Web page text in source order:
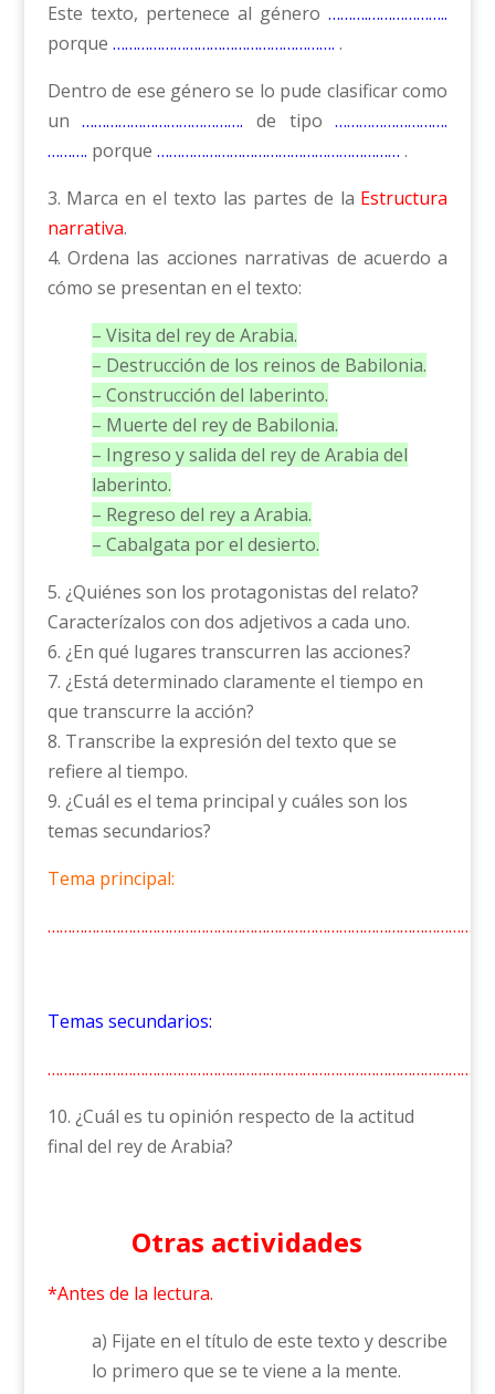
Este texto, pertenece al género……….………………..
porque ………………………………………………. .
Dentro de ese género se lo pude clasificar como
un…………………………………. de tipo……………………….
………. porque …………………………………………………… .
3. Marca en el texto las partes de la Estructura
narrativa.
4. Ordena las acciones narrativas de acuerdo a
cómo se presentan en el texto:
– Visita del rey de Arabia.
– Destrucción de los reinos de Babilonia.
– Construcción del laberinto.
– Muerte del rey de Babilonia.
– Ingreso y salida del rey de Arabia del
laberinto.
– Regreso del rey a Arabia.
– Cabalgata por el desierto.
5. ¿Quiénes son los protagonistas del relato?
Caracterízalos con dos adjetivos a cada uno.
6. ¿En qué lugares transcurren las acciones?
7. ¿Está determinado claramente el tiempo en
que transcurre la acción?
8. Transcribe la expresión del texto que se
refiere al tiempo.
9. ¿Cuál es el tema principal y cuáles son los
temas secundarios?
Tema principal:
……………………………………………………………………………………………
Temas secundarios:
……………………………………………………………………………………………
10. ¿Cuál es tu opinión respecto de la actitud
final del rey de Arabia?
Otras actividades
*Antes de la lectura.
a) Fijate en el título de este texto y describe
lo primero que se te viene a la mente.